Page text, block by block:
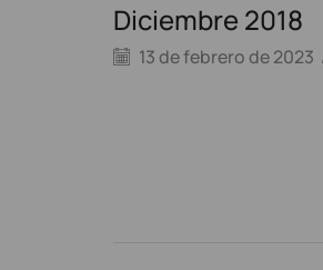
Diciembre 2018
13 de febrero de 2023